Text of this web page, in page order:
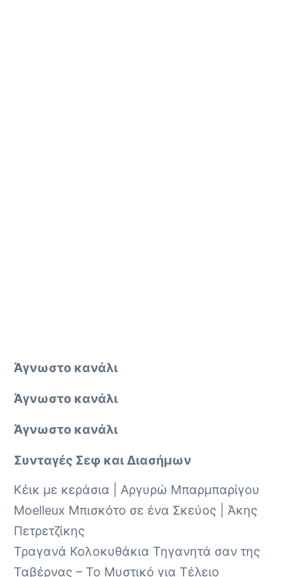
Άγνωστο κανάλι
Άγνωστο κανάλι
Άγνωστο κανάλι
Συνταγές Σεφ και Διασήμων
Κέικ με κεράσια | Αργυρώ Μπαρμπαρίγου
Moelleux Μπισκότο σε ένα Σκεύος | Άκης
Πετρετζίκης
Τραγανά Κολοκυθάκια Τηγανητά σαν της
Ταβέρνας – Το Μυστικό για Τέλειο